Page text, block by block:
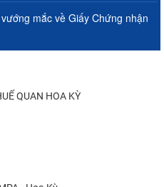
mắc về Giấy Chứng nhận
QUAN HOA KỲ